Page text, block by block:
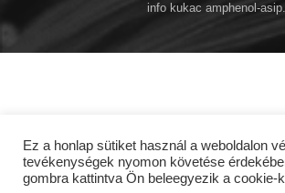
info kukac amphenol-
Ez a honlap sütiket használ a weboldalon
tevékenységek nyomon követése
gombra kattintva Ön beleegyezik a cookie-